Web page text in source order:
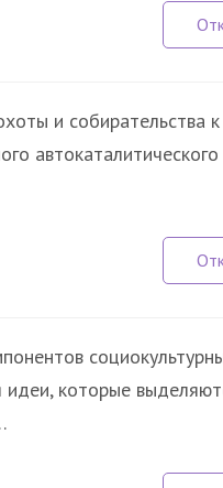
и собирательства
которые